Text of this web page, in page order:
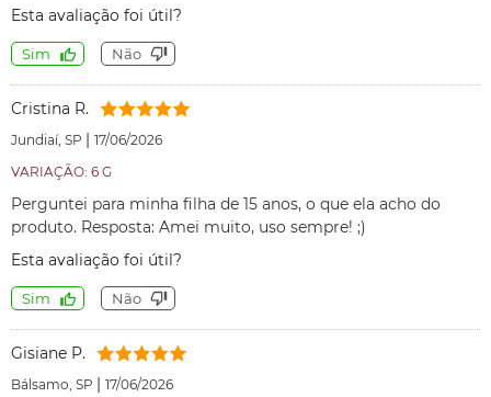
Esta avaliação foi útil?
Sim Não
Cristina R.
Jundiaí, SP | 17/06/2026
VARIAÇÃO: 6 G
Perguntei para minha filha de 15 anos, o que ela acho do
produto. Resposta: Amei muito, uso sempre! ;)
Esta avaliação foi útil?
Sim Não
Gisiane P.
Bálsamo, SP | 17/06/2026